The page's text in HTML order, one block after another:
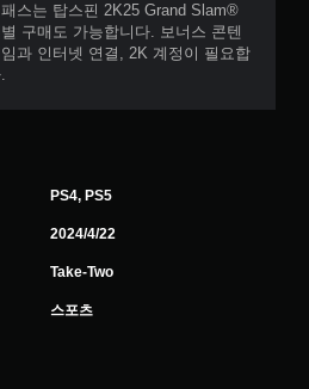
스는 탑스핀 2K25 Grand Slam®
구매도 가능합니다. 보너스 콘텐
과 인터넷 연결, 2K 계정이 필요합
PS4, PS5
2024/4/22
Take-Two
스포츠